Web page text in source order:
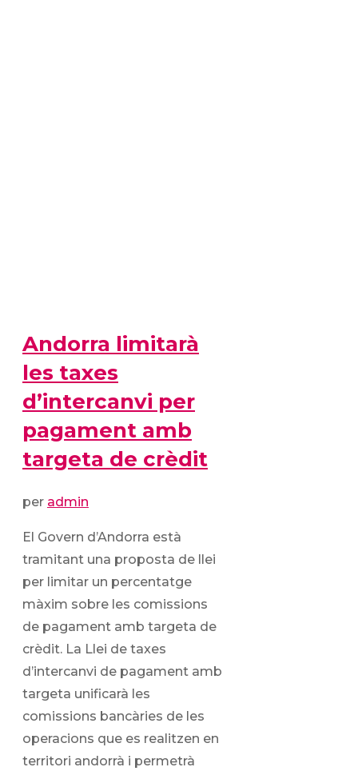
Andorra limitarà
les taxes
d’intercanvi per
pagament amb
targeta de crèdit
per admin
El Govern d’Andorra està
tramitant una proposta de llei
per limitar un percentatge
màxim sobre les comissions
de pagament amb targeta de
crèdit. La Llei de taxes
d’intercanvi de pagament amb
targeta unificarà les
comissions bancàries de les
operacions que es realitzen en
territori andorrà i permetrà